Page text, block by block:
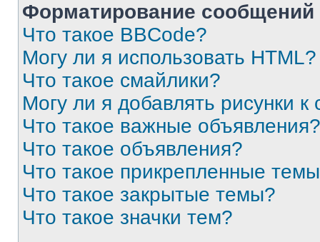
Форматирование
Что такое BBCode?
Могу ли я использовать HTML?
Что такое смайлики?
Могу ли я добавлять рисунки
Что такое важные объявления?
Что такое объявления?
Что такое прикрепленные
Что такое закрытые темы?
Что такое значки тем?